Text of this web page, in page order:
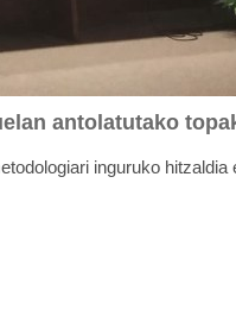
antolatutako
inguruko hitzaldia